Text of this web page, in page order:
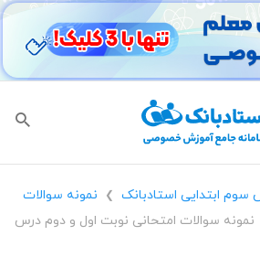
سوم ابتدایی استادبانک ❯
نمونه سوالات
نمونه سوالات امتحانی نوبت اول و دوم درس